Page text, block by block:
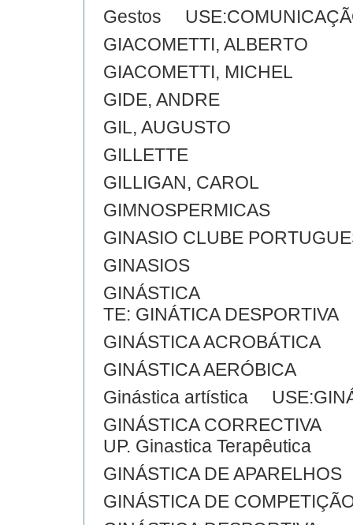
Gestos
GIACOMETTI, ALBERTO
GIACOMETTI, MICHEL
GIDE, ANDRE
GIL, AUGUSTO
GILLETTE
GILLIGAN, CAROL
GIMNOSPERMICAS
GINASIO CLUBE
GINASIOS
GINÁSTICA
TE: GINÁTICA DESPORTIVA
GINÁSTICA ACROBÁTICA
GINÁSTICA AERÓBICA
Ginástica artística
GINÁSTICA CORRECTIVA
UP. Ginastica Terapêutica
GINÁSTICA DE APARELHOS
GINÁSTICA DE